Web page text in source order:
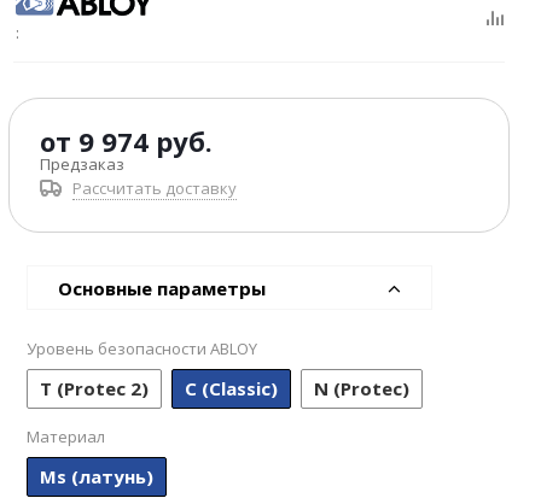
:
от 9 974 руб.
Предзаказ
Рассчитать доставку
Основные параметры
Уровень безопасности ABLOY
T (Protec 2) С (Classic) N (Protec)
Материал
Ms (латунь)